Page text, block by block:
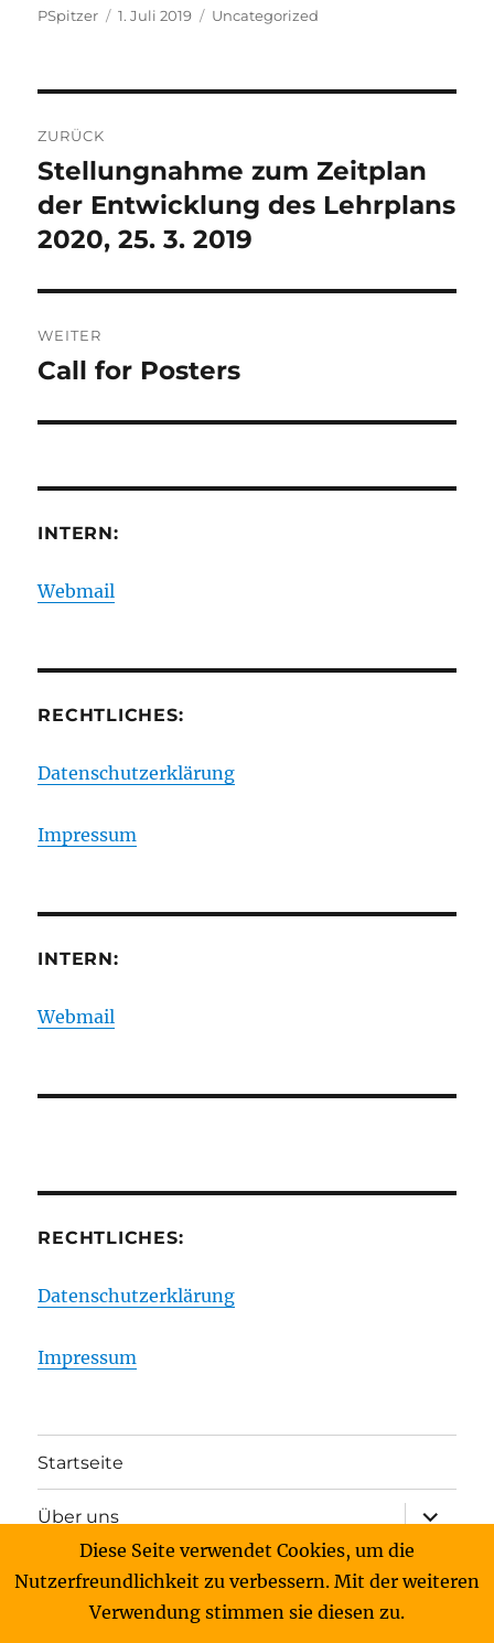
Autor
PSpitzer
Veröffentlicht
1. Juli 2019 Kategorien
Uncategorized
ZURÜCK
Vorheriger
Beitrag:
Stellungnahme zum Zeitplan
der Entwicklung des Lehrplans
2020, 25. 3. 2019
WEITER
Nächster
Call for Posters
INTERN:
Webmail
RECHTLICHES:
Datenschutzerklärung
Impressum
INTERN:
Webmail
RECHTLICHES:
Datenschutzerklärung
Impressum
Startseite
Über uns
anzeigen
Archiv
anzeigen
Kontakt
Diese Seite verwendet Cookies, um die
Nutzerfreundlichkeit zu verbessern. Mit der weiteren
Verwendung stimmen sie diesen zu.